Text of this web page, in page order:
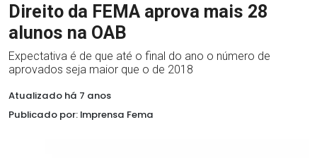
Direito da FEMA aprova mais 28
alunos na OAB
Expectativa é de que até o final do ano o número de
aprovados seja maior que o de 2018
Atualizado há 7 anos
Publicado por: Imprensa Fema